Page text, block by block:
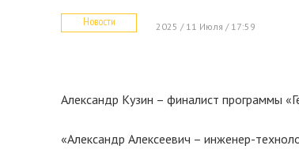
Новости 2025 / 11 Июля / 17:59
Александр Кузин – финалист программы
«Александр Алексеевич – инженер-